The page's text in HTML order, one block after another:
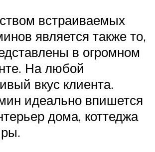
встраиваемых
является также то,
в огромном
На любой
вкус клиента.
идеально впишется
дома, коттеджа